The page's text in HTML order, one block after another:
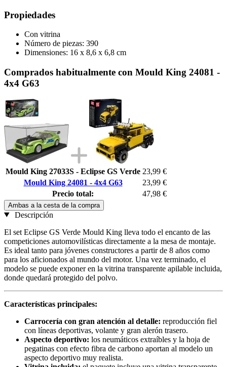
Propiedades
Con vitrina
Número de piezas: 390
Dimensiones: 16 x 8,6 x 6,8 cm
Comprados habitualmente con Mould King 24081 -
4x4 G63
Mould King 27033S - Eclipse GS Verde 23,99 €
Mould King 24081 - 4x4 G63
23,99 €
Precio total:
47,98 €
Ambas a la cesta de la compra
Descripción
El set Eclipse GS Verde Mould King lleva todo el encanto de las
competiciones automovilísticas directamente a la mesa de montaje.
Es ideal tanto para jóvenes constructores a partir de 8 años como
para los aficionados al mundo del motor. Una vez terminado, el
modelo se puede exponer en la vitrina transparente apilable incluida,
donde quedará protegido del polvo.
Características principales:
Carrocería con gran atención al detalle: reproducción fiel
con líneas deportivas, volante y gran alerón trasero.
Aspecto deportivo: los neumáticos extraíbles y la hoja de
pegatinas con efecto fibra de carbono aportan al modelo un
aspecto deportivo muy realista.